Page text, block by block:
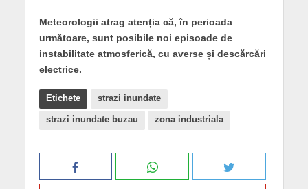
Meteorologii atrag atenția că, în perioada
următoare, sunt posibile noi episoade de
instabilitate atmosferică, cu averse și descărcări
electrice.
Etichete strazi inundate
strazi inundate buzau zona industriala